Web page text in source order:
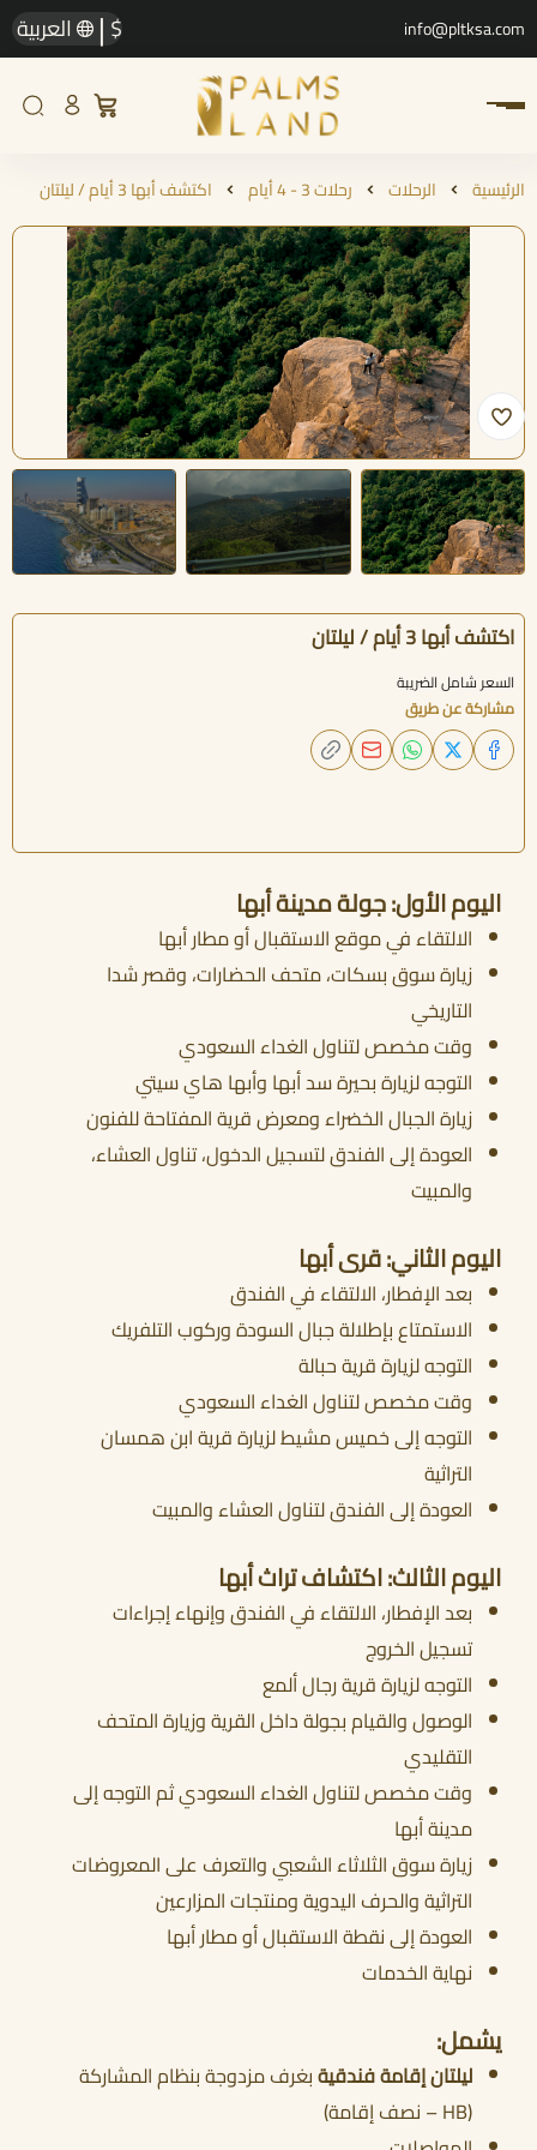
info@pltksa.com
$
| العربية
الرئيسية الرحلات رحلات 3 - 4 أيام اكتشف أبها 3 أيام / ليلتان
اكتشف أبها 3 أيام / ليلتان
السعر شامل الضريبة
مشاركة عن طريق
اليوم الأول: جولة مدينة أبها
الالتقاء في موقع الاستقبال أو مطار أبها
زيارة سوق بسكات، متحف الحضارات، وقصر شدا
التاريخي
وقت مخصص لتناول الغداء السعودي
التوجه لزيارة بحيرة سد أبها وأبها هاي سيتي
زيارة الجبال الخضراء ومعرض قرية المفتاحة للفنون
العودة إلى الفندق لتسجيل الدخول، تناول العشاء،
والمبيت
اليوم الثاني: قرى أبها
بعد الإفطار، الالتقاء في الفندق
الاستمتاع بإطلالة جبال السودة وركوب التلفريك
التوجه لزيارة قرية حبالة
وقت مخصص لتناول الغداء السعودي
التوجه إلى خميس مشيط لزيارة قرية ابن همسان
التراثية
العودة إلى الفندق لتناول العشاء والمبيت
اليوم الثالث: اكتشاف تراث أبها
بعد الإفطار، الالتقاء في الفندق وإنهاء إجراءات
تسجيل الخروج
التوجه لزيارة قرية رجال ألمع
الوصول والقيام بجولة داخل القرية وزيارة المتحف
التقليدي
وقت مخصص لتناول الغداء السعودي ثم التوجه إلى
مدينة أبها
زيارة سوق الثلاثاء الشعبي والتعرف على المعروضات
التراثية والحرف اليدوية ومنتجات المزارعين
العودة إلى نقطة الاستقبال أو مطار أبها
نهاية الخدمات
يشمل:
ليلتان إقامة فندقيةبغرف مزدوجة بنظام المشاركة
(HB – نصف إقامة)